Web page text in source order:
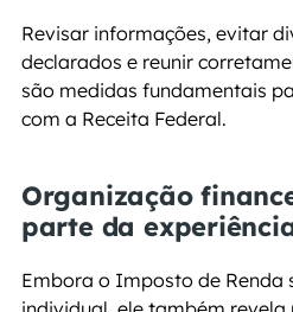
Revisar informações, evitar
declarados e reunir
são medidas fundamentais
com a Receita Federal.
Organização
parte da
Embora o Imposto de Renda